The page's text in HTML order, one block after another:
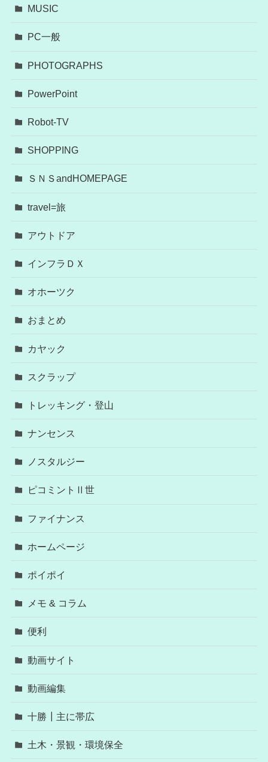
MUSIC
PC一般
PHOTOGRAPHS
PowerPoint
Robot-TV
SHOPPING
ＳＮＳandHOMEPAGE
travel=旅
アウトドア
インフラＤＸ
オホーツク
おまとめ
カヤック
スクラップ
トレッキング・登山
ナンセンス
ノスタルジー
ピコミントⅡ世
ファイナンス
ホームページ
ポイポイ
メモ & コラム
便利
動画サイト
動画編集
十勝┃主に帯広
土木・景観・環境保全